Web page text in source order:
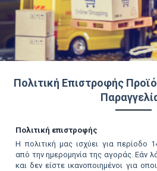
Πολιτική Επιστροφής
Πολιτική επιστροφής
Η πολιτική μας ισχύει για περίοδο
από την ημερομηνία της αγοράς. Εάν
και δεν είστε ικανοποιημένοι για